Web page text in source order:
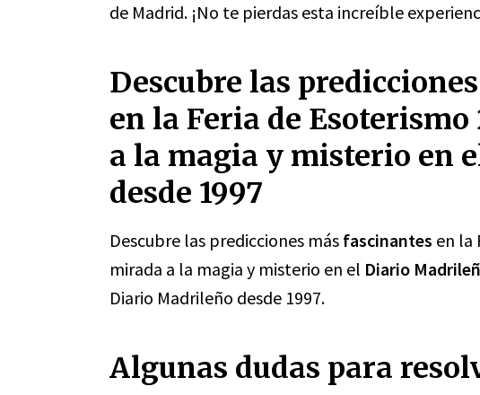
de Madrid. ¡No te pierdas esta increíble
Descubre las
en la Feria de
a la magia y misterio en
desde 1997
Descubre las predicciones más fascinantes en la
mirada a la magia y misterio en el Diario
Diario Madrileño desde 1997.
Algunas dudas para